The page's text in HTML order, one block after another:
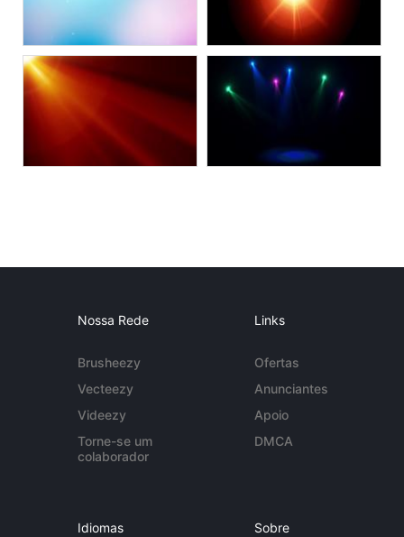
Nossa Rede
Brusheezy
Vecteezy
Videezy
Torne-se um
colaborador
Links
Ofertas
Anunciantes
Apoio
DMCA
Idiomas Sobre